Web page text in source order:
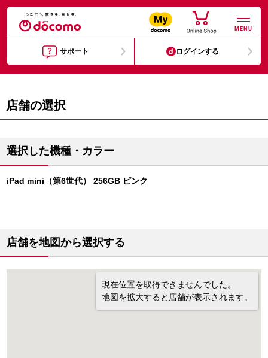
MENU
サポート ログインする
店舗の選択
選択した機種・カラー
iPad mini（第6世代） 256GB ピンク
店舗を地図から選択する
現在位置を取得できませんでした。
地図を拡大すると店舗が表示されます。